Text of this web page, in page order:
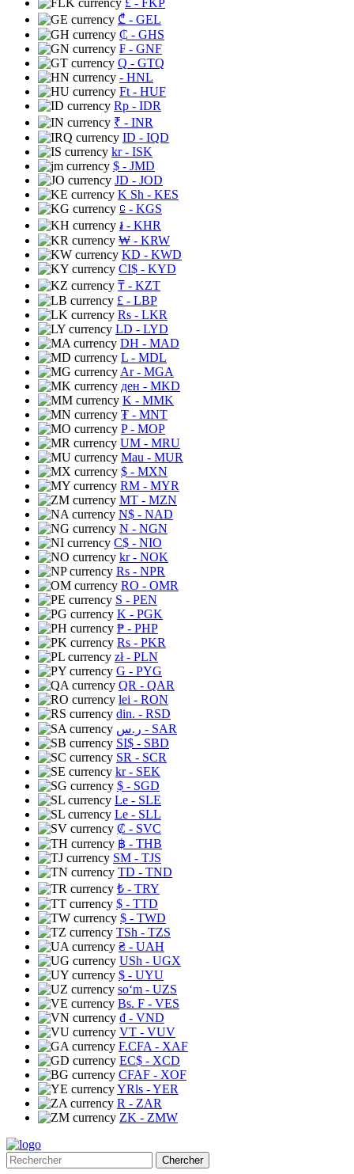
£ - FKP
₾ - GEL
₵ - GHS
₣ - GNF
Q - GTQ
- HNL
Ft - HUF
Rp - IDR
₹ - INR
ID - IQD
kr- ISK
$ - JMD
JD - JOD
K Sh - KES
⃀ - KGS
៛ - KHR
₩ - KRW
KD - KWD
CI$ - KYD
₸ - KZT
£ - LBP
Rs - LKR
LD - LYD
DH - MAD
L - MDL
Ar- MGA
ден - MKD
K - MMK
₮ - MNT
P- MOP
UM - MRU
Mau - MUR
$ - MXN
RM - MYR
MT - MZN
N$ - NAD
N - NGN
C$ - NIO
kr- NOK
Rs - NPR
RO - OMR
S - PEN
K - PGK
₱ - PHP
Rs - PKR
zł- PLN
G - PYG
QR - QAR
lei - RON
din. - RSD
ر.س - SAR
SI$ - SBD
SR - SCR
kr- SEK
$ - SGD
Le - SLE
Le - SLL
₡ - SVC
฿ - THB
ЅМ - TJS
TD - TND
₺ - TRY
$ - TTD
$ - TWD
TSh - TZS
₴ - UAH
USh - UGX
$ - UYU
soʻm - UZS
Bs. F - VES
₫ - VND
VT - VUV
F.CFA - XAF
EC$ - XCD
CFAF - XOF
YRls - YER
R - ZAR
ZK - ZMW
Chercher